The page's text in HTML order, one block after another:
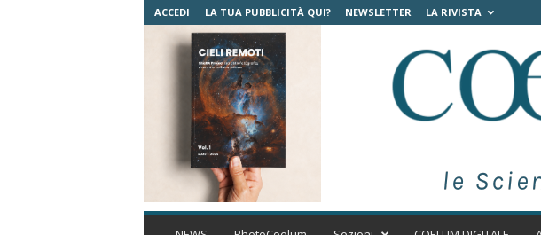
ACCEDI LA TUA PUBBLICITÀ QUI? NEWSLETTER LA RIVISTA
C